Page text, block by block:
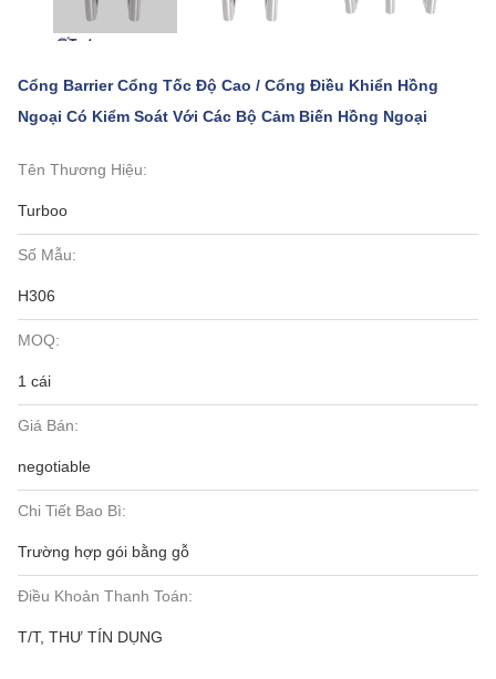
Cổng Barrier Cổng Tốc Độ Cao / Cổng Điều Khiển Hồng
Ngoại Có Kiểm Soát Với ​​Các Bộ Cảm Biến Hồng Ngoại
Tên Thương Hiệu:
Turboo
Số Mẫu:
H306
MOQ:
1 cái
Giá Bán:
negotiable
Chi Tiết Bao Bì:
Trường hợp gói bằng gỗ
Điều Khoản Thanh Toán:
T/T, THƯ TÍN DỤNG